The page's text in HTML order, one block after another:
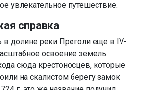
увлекательное путешествие.
справка
долине реки Преголи еще в IV-
освоение земель
сюда крестоносцев, которые
на скалистом берегу замок